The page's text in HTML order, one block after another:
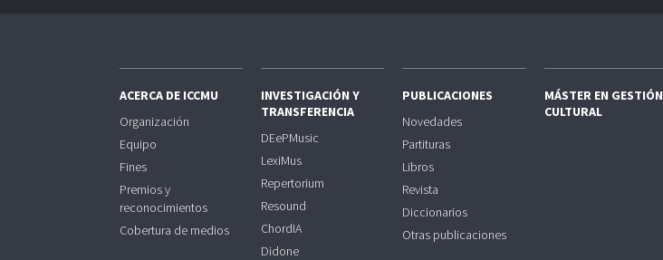
ACERCA DE ICCMU
Organización
Equipo
Fines
Premios y
reconocimientos
Cobertura de medios
INVESTIGACIÓN Y
TRANSFERENCIA
DEePMusic
LexiMus
Repertorium
Resound
ChordIA
Didone
PUBLICACIONES
Novedades
Partituras
Libros
Revista
Diccionarios
Otras publicaciones
MÁSTER EN GESTIÓN
CULTURAL